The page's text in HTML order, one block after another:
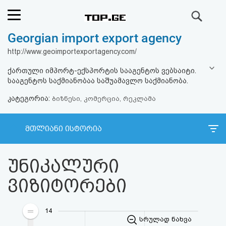
რეიტინგი
კითხვა-
პასუხი
ავტორიზაცია
რეგისტრაცია
პაროლის
Georgian import export agency
http://www.geoimportexportagency.com/
ქართული იმპორტ-ექსპორტის სააგენტოს ვებსაიტი.
სააგენტოს საქმიანობაა საშუამავლო საქმიანობა.
კატეგორია: ბიზნესი, კომერცია, რეკლამა
მთლიანი ისტორია
უნიკალური
ვიზიტორები
14
სრულად ნახვა